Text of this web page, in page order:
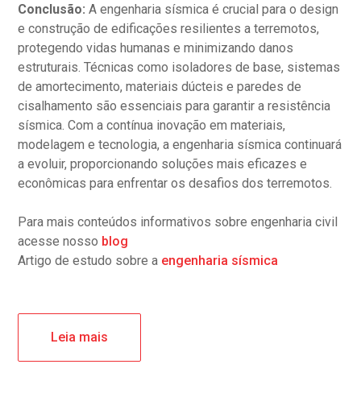
Conclusão: A engenharia sísmica é crucial para o design
e construção de edificações resilientes a terremotos,
protegendo vidas humanas e minimizando danos
estruturais. Técnicas como isoladores de base, sistemas
de amortecimento, materiais dúcteis e paredes de
cisalhamento são essenciais para garantir a resistência
sísmica. Com a contínua inovação em materiais,
modelagem e tecnologia, a engenharia sísmica continuará
a evoluir, proporcionando soluções mais eficazes e
econômicas para enfrentar os desafios dos terremotos.
Para mais conteúdos informativos sobre engenharia civil
acesse nosso blog
Artigo de estudo sobre a engenharia sísmica
Leia mais